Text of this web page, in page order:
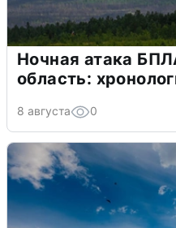
Ночная атака
область:
8 августа 0